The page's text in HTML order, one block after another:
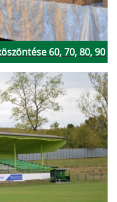
60, 70, 80, 90